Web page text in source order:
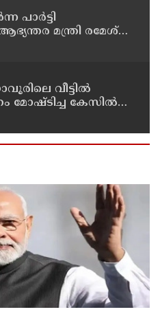
പാര്‍ട്ടി
മന്ത്രി രമേശ്
വീട്ടിൽ
മോഷ്ടിച്ച കേസിൽ